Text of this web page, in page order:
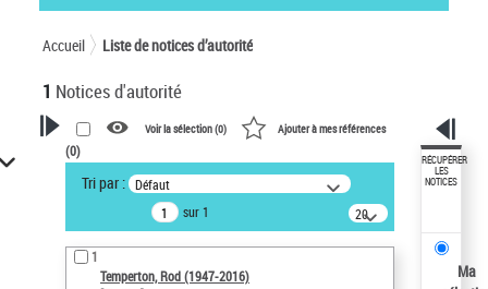
Accueil Liste de notices d’autorité
1 Notices d'autorité
VOTRE RECHERCHE
Recherche avancée dans les
notices d’autorité
Œuvres liées à l'auteur :
Temperton, Rod (1947-2016)
Voir la sélection (0) Ajouter à mes références
(0)
Tri par : Défaut
sur 1
20
résultats/page
1
Temperton, Rod (1947-2016)
RÉCUPÉRER
LES
NOTICES
Ma